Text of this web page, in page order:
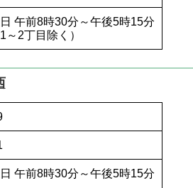
午前8時30分～午後5時15分
2丁目除く）
午前8時30分～午後5時15分